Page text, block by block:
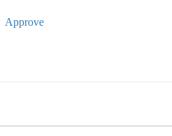
Approve